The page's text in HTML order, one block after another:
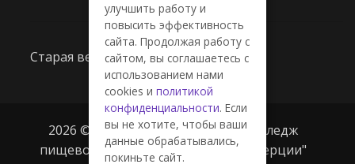
Старая версия сайта
2026 © ГАПОУ ПО "Пензенский колледж
пищевой промышленности и коммерции"
улучшить работу и
повысить эффективность
сайта. Продолжая работу с
сайтом, вы соглашаетесь с
использованием нами
cookies и политикой
конфиденциальности. Если
вы не хотите, чтобы ваши
данные обрабатывались,
покиньте сайт.